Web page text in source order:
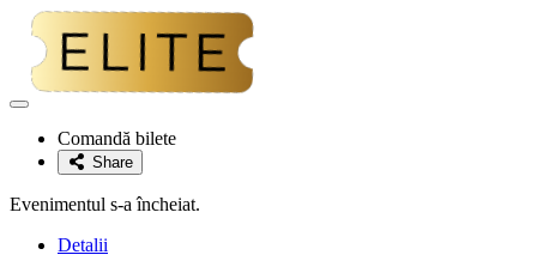
Adaugă
favoriteComandă bilete
Share
Evenimentul s-a încheiat.
Detalii